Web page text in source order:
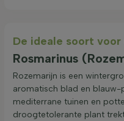
De ideale soort voor
Rosmarinus
Rozemarijn is een
aromatisch blad en
mediterrane tuinen en
droogtetolerante plant